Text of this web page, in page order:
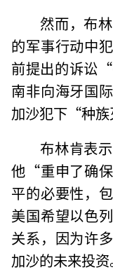
然而，布
的军事行动中
前提出的诉讼
南非向海牙国
加沙犯下“种族
布林肯表
他“重申了确
平的必要性，
美国希望以色
关系，因为许
加沙的未来投资